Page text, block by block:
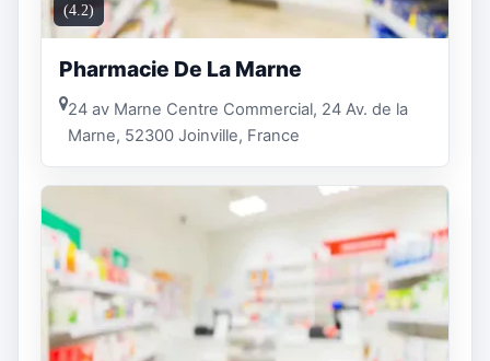
(4.2)
Pharmacie De La Marne
24 av Marne Centre Commercial, 24 Av. de la
Marne, 52300 Joinville, France